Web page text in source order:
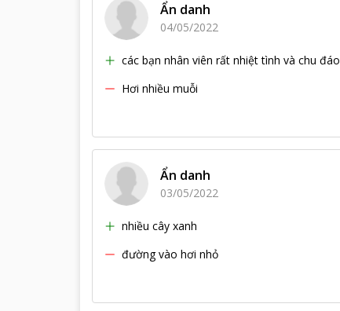
Ẩn danh
04/05/2022
các bạn nhân viên rất nhiệt tình và chu đáo
Hơi nhiều muỗi
Ẩn danh
03/05/2022
nhiều cây xanh
đường vào hơi nhỏ